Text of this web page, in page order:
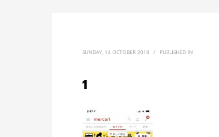
SUNDAY, 14 OCTOBER 2018 / PUBLISHED IN
1